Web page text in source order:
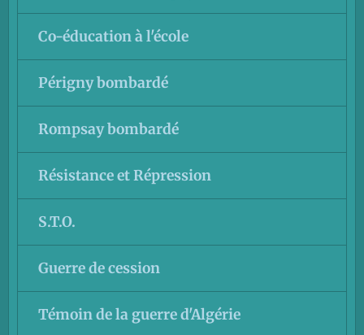
Co-éducation à l'école
Périgny bombardé
Rompsay bombardé
Résistance et Répression
S.T.O.
Guerre de cession
Témoin de la guerre d'Algérie